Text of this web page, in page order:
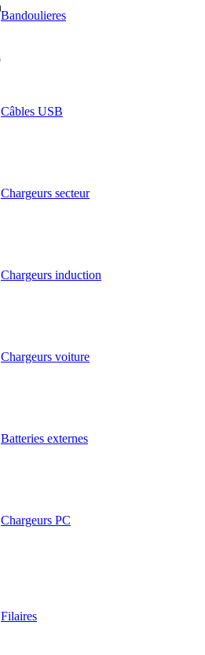
Bandoulieres
Câbles USB
Chargeurs secteur
Chargeurs induction
Chargeurs voiture
Batteries externes
Chargeurs PC
Filaires